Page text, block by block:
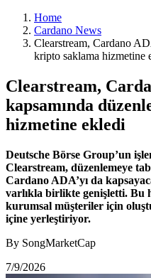
Home
Cardano News
Clearstream, Cardano
kripto saklama hizmetine
Clearstream,
kapsamında
hizmetine ekledi
Deutsche Börse Group’un
Clearstream, düzenlemeye
Cardano ADA’yı da
varlıkla birlikte genişletti. Bu
kurumsal müşteriler için
içine yerleştiriyor.
By SongMarketCap
7/9/2026